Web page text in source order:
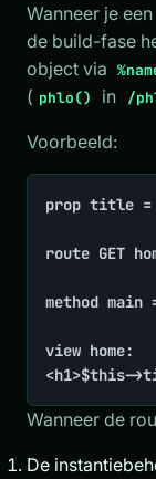
Wanneer je een
de build-fase
object via
( phlo() in /
Voorbeeld:
prop title =
route GET
method main
view home:
<h1>$this-
Wanneer de
De